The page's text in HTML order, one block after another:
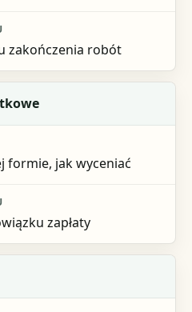
zakończenia robót
formie, jak wyceniać
zapłaty